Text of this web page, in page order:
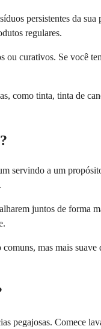
persistentes da
regulares.
curativos. Se você
como tinta, tinta de
servindo a um
juntos de forma
mas mais
pegajosas. Comece